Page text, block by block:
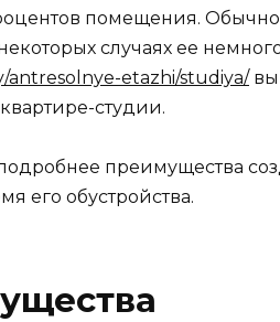
помещения.
случаях ее
antresolnye-etazhi/studiya/вы
студии.
преимущества
его обустройства.